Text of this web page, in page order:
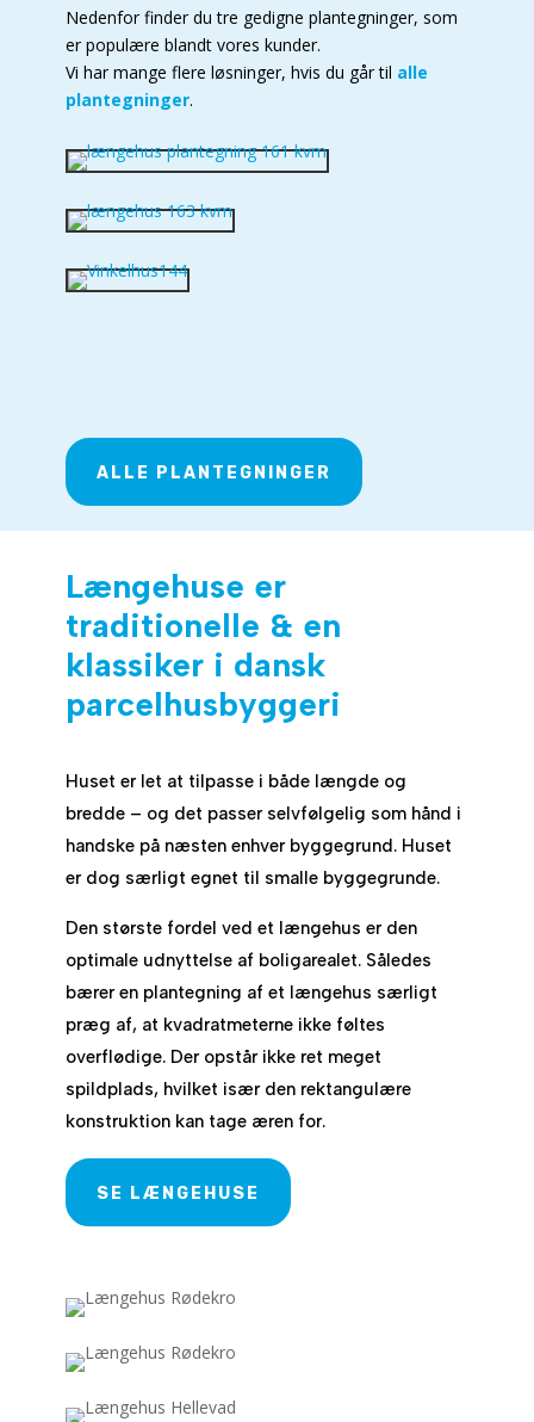
Nedenfor finder du tre gedigne plantegninger, som
er populære blandt vores kunder.
Vi har mange flere løsninger, hvis du går til alle
plantegninger.
ALLE PLANTEGNINGER
Længehuse er
traditionelle & en
klassiker i dansk
parcelhusbyggeri
Huset er let at tilpasse i både længde og
bredde – og det passer selvfølgelig som hånd i
handske på næsten enhver byggegrund. Huset
er dog særligt egnet til smalle byggegrunde.
Den største fordel ved et længehus er den
optimale udnyttelse af boligarealet. Således
bærer en plantegning af et længehus særligt
præg af, at kvadratmeterne ikke føltes
overflødige. Der opstår ikke ret meget
spildplads, hvilket især den rektangulære
konstruktion kan tage æren for.
SE LÆNGEHUSE